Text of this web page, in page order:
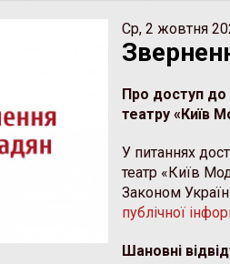
Ср, 2 жовтня
Про доступ до
театру «Київ
У питаннях
театр «Київ
Законом
публічної
Шановні